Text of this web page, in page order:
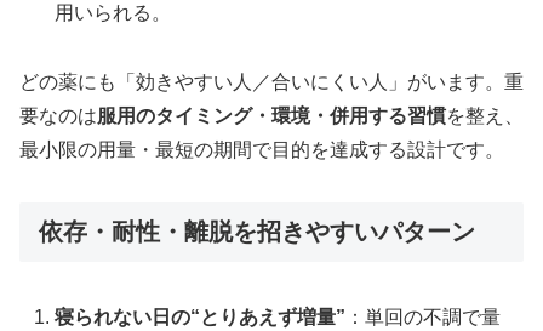
用いられる。
どの薬にも「効きやすい人／合いにくい人」がいます。重
要なのは服用のタイミング・環境・併用する習慣を整え、
最小限の用量・最短の期間で目的を達成する設計です。
依存・耐性・離脱を招きやすいパターン
寝られない日の“とりあえず増量” ：単回の不調で量